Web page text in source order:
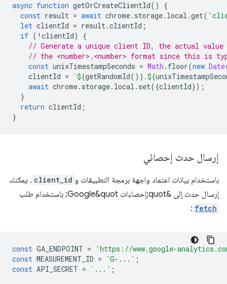
async function getOrCreateClientId()
{
const result = await chrome. storage. local .get(
let clientId = result.clientId ;
if ( ! clientId)
{
// Generate a unique client ID, the actual value
// the <number>.<number> format since this is
const unixTimestampSeconds = Math . floor(new Date
clientId = `${getRandomId() } .${
await chrome. storage. local . set({clientId});
}
return clientId ;
}
إرسال حدث إحصائي
باستخدام بيانات اعتماد واجهة برمجة التطبيقات و client_id ، يمكنك
إرسال حدث إلى &quot;إحصاءات Google&quot; باستخدام طلب
fetch
:
const GA_ENDPOINT =
'https://www.google-
const MEASUREMENT_ID = `G-...` ;
const API_SECRET = `...` ;